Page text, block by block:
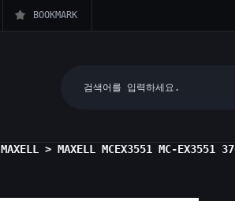
BOOKMARK
MAXELL > MAXELL MCEX3551 MC-EX3551